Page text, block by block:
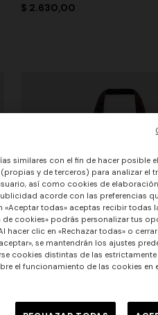
$ 2.630,00
similares con el fin de hacer posible el
y de terceros) para analizar el
así como cookies de
acorde con las preferencias
«Aceptar todas» aceptas recibir todas
cookies» podrás personalizar tus
hacer clic en «Rechazar todas» o
se mantendrán los ajustes
cookies distintas de las
el funcionamiento de las cookies en